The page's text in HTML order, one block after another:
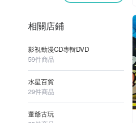
相關店鋪
影視動漫CD專輯DVD
59件商品
水星百貨
29件商品
董爺古玩